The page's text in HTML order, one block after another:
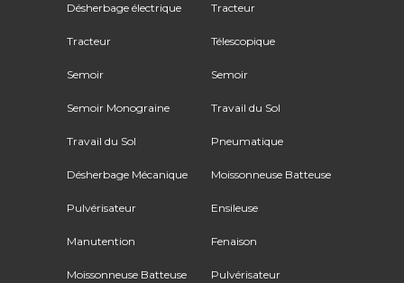
Désherbage électrique
Tracteur
Semoir
Semoir Monograine
Travail du Sol
Désherbage Mécanique
Pulvérisateur
Manutention
Moissonneuse Batteuse
Tracteur
Télescopique
Semoir
Travail du Sol
Pneumatique
Moissonneuse Batteuse
Ensileuse
Fenaison
Pulvérisateur